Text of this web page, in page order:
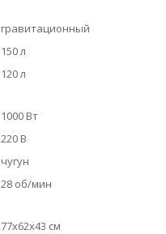
гравитационный
150 л
120 л
1000 Вт
220 В
чугун
28 об/мин
77x62x43 см